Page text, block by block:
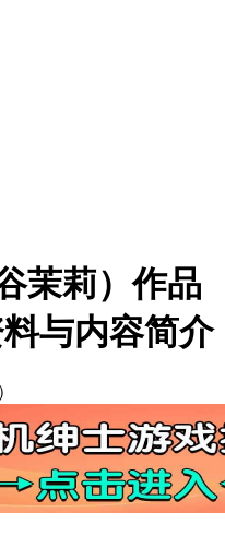
茉莉）作品
与内容简介